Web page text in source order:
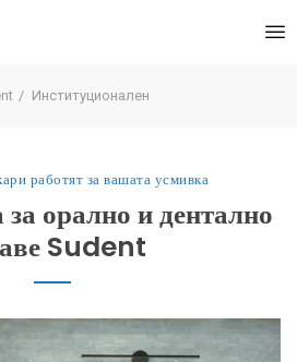
Институционален
работят за вашата усмивка
орално и дентално
Sudent